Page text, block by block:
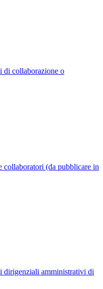
di collaborazione o
collaboratori (da pubblicare in
dirigenziali amministrativi di